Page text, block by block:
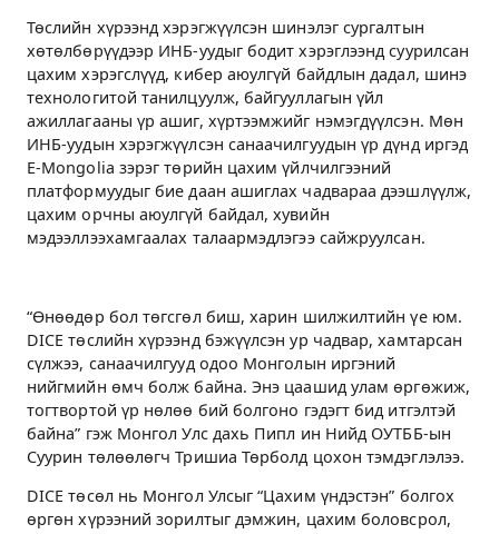
Төслийн хүрээнд хэрэгжүүлсэн шинэлэг сургалтын
хөтөлбөрүүдээр ИНБ-уудыг бодит хэрэглээнд суурилсан
цахим хэрэгслүүд, кибер аюулгүй байдлын дадал, шинэ
технологитой танилцуулж, байгууллагын үйл
ажиллагааны үр ашиг, хүртээмжийг нэмэгдүүлсэн. Мөн
ИНБ-уудын хэрэгжүүлсэн санаачилгуудын үр дүнд иргэд
E-Mongolia зэрэг төрийн цахим үйлчилгээний
платформуудыг бие даан ашиглах чадвараа дээшлүүлж,
цахим орчны аюулгүй байдал, хувийн
мэдээллээхамгаалах талаармэдлэгээ сайжруулсан.
“Өнөөдөр бол төгсгөл биш, харин шилжилтийн үе юм.
DICE төслийн хүрээнд бэжүүлсэн ур чадвар, хамтарсан
сүлжээ, санаачилгууд одоо Монголын иргэний
нийгмийн өмч болж байна. Энэ цаашид улам өргөжиж,
тогтвортой үр нөлөө бий болгоно гэдэгт бид итгэлтэй
байна” гэж Монгол Улс дахь Пипл ин Нийд ОУТББ-ын
Суурин төлөөлөгч Тришиа Төрболд цохон тэмдэглэлээ.
DICE төсөл нь Монгол Улсыг “Цахим үндэстэн” болгох
өргөн хүрээний зорилтыг дэмжин, цахим боловсрол,